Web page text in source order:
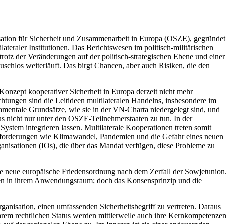
für Sicherheit und Zu­sammenarbeit in Europa (OSZE), gegründet
Institutionen. Das Berichtswesen im politisch-militärischen
der Veränderungen auf der politisch-strategischen Ebene und einer
weiterläuft. Das birgt Chancen, aber auch Risiken, die den
kooperativer Sicherheit in Europa derzeit nicht mehr
sind die Leitideen multilateralen Handelns, insbesondere im
Grundsätze, wie sie in der VN-Charta niedergelegt sind, und
nicht nur unter den OSZE-Teilnehmer­staaten zu tun. In der
integrieren lassen. Multilaterale Koopera­tionen treten somit
wie Klimawandel, Pandemien und die Gefahr eines neuen
(IOs), die über das Mandat verfügen, diese Probleme zu
europäische Friedensordnung nach dem Zerfall der Sowjetunion.
ihrem Anwendungsraum; doch das Konsensprinzip und die
einen umfassenden Sicherheitsbegriff zu vertreten. Daraus
rechtlichen Status werden mittlerweile auch ihre Kernkompetenzen